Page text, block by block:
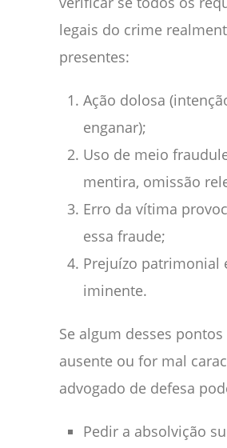
legais do crime
presentes:
Ação dolosa
enganar);
Uso de meio
mentira, omissão
Erro da vítima
essa fraude;
Prejuízo patrimonial
iminente.
Se algum desses
ausente ou for mal
advogado de defesa
Pedir a absolvição